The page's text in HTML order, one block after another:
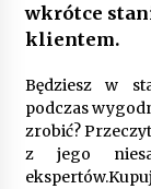
wkrótce
klientem.
Będziesz w
podczas
zrobić?
z jego